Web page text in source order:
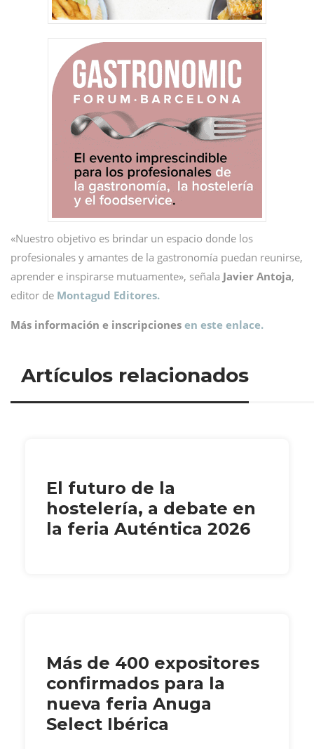
«Nuestro objetivo es brindar un espacio donde los
profesionales y amantes de la gastronomía puedan reunirse,
aprender e inspirarse mutuamente», señala Javier Antoja,
editor de Montagud Editores.
Más información e inscripciones en este enlace.
Artículos relacionados
El futuro de la
hostelería, a debate en
la feria Auténtica 2026
Más de 400 expositores
confirmados para la
nueva feria Anuga
Select Ibérica